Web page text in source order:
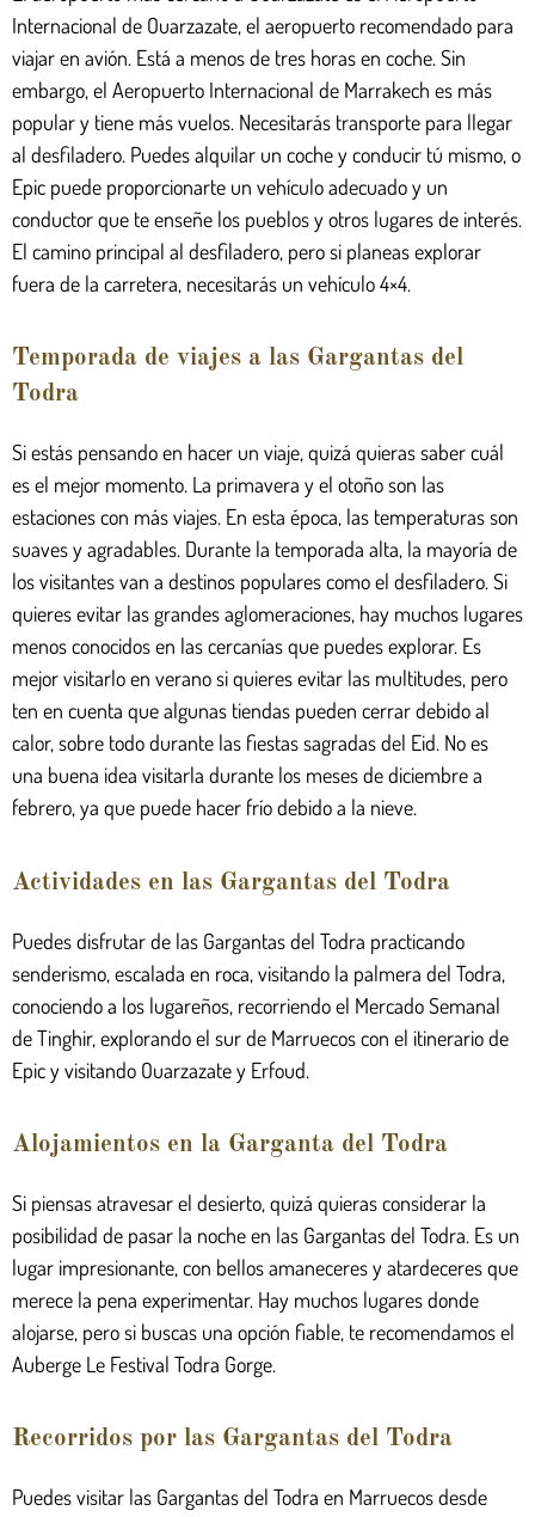
Internacional de Ouarzazate, el aeropuerto recomendado para
viajar en avión. Está a menos de tres horas en coche. Sin
embargo, el Aeropuerto Internacional de Marrakech es más
popular y tiene más vuelos. Necesitarás transporte para llegar
al desfiladero. Puedes alquilar un coche y conducir tú mismo, o
Epic puede proporcionarte un vehículo adecuado y un
conductor que te enseñe los pueblos y otros lugares de interés.
El camino principal al desfiladero, pero si planeas explorar
fuera de la carretera, necesitarás un vehículo 4×4.
Temporada de viajes a las Gargantas del
Todra
Si estás pensando en hacer un viaje, quizá quieras saber cuál
es el mejor momento. La primavera y el otoño son las
estaciones con más viajes. En esta época, las temperaturas son
suaves y agradables. Durante la temporada alta, la mayoría de
los visitantes van a destinos populares como el desfiladero. Si
quieres evitar las grandes aglomeraciones, hay muchos lugares
menos conocidos en las cercanías que puedes explorar. Es
mejor visitarlo en verano si quieres evitar las multitudes, pero
ten en cuenta que algunas tiendas pueden cerrar debido al
calor, sobre todo durante las fiestas sagradas del Eid. No es
una buena idea visitarla durante los meses de diciembre a
febrero, ya que puede hacer frío debido a la nieve.
Actividades en las Gargantas del Todra
Puedes disfrutar de las Gargantas del Todra practicando
senderismo, escalada en roca, visitando la palmera del Todra,
conociendo a los lugareños, recorriendo el Mercado Semanal
de Tinghir, explorando el sur de Marruecos con el itinerario de
Epic y visitando Ouarzazate y Erfoud.
Alojamientos en la Garganta del Todra
Si piensas atravesar el desierto, quizá quieras considerar la
posibilidad de pasar la noche en las Gargantas del Todra. Es un
lugar impresionante, con bellos amaneceres y atardeceres que
merece la pena experimentar. Hay muchos lugares donde
alojarse, pero si buscas una opción fiable, te recomendamos el
Auberge Le Festival Todra Gorge.
Recorridos por las Gargantas del Todra
Puedes visitar las Gargantas del Todra en Marruecos desde